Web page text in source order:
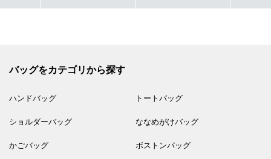
バッグをカテゴリから探す
ハンドバッグ トートバッグ
ショルダーバッグ ななめがけバッグ
かごバッグ ボストンバッグ